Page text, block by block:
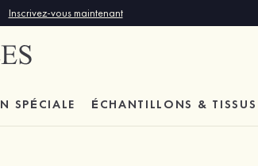
Inscrivez-vous maintenant
SPÉCIALE ÉCHANTILLONS & TISSUS